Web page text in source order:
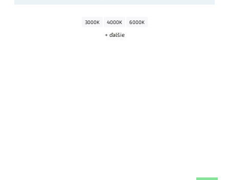
3000K 4000K 6000K
+ ďalšie